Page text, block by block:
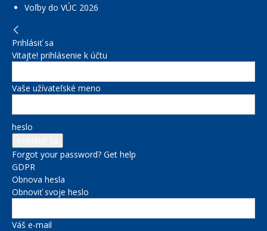
Voľby do VÚC 2026
Prihlásiť sa
Vitajte! prihlásenie k účtu
Vaše užívateľské meno
heslo
Forgot your password? Get help
GDPR
Obnova hesla
Obnoviť svoje heslo
Váš e-mail